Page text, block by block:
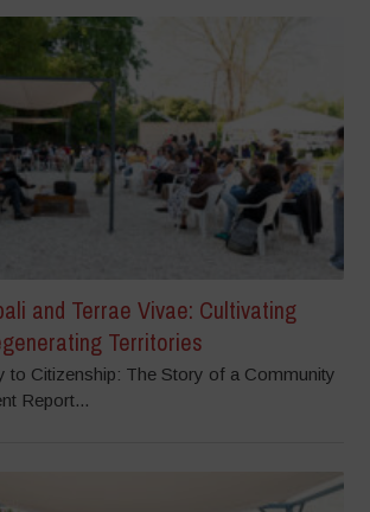
and Terrae Vivae: Cultivating
Territories
to Citizenship: The Story of a Community
Report...